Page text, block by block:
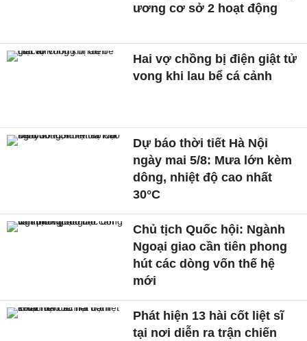
ương cơ sở 2 hoạt động
Hai vợ chồng bị điện giật tử
vong khi lau bể cá cảnh
Dự báo thời tiết Hà Nội
ngày mai 5/8: Mưa lớn kèm
dông, nhiệt độ cao nhất
30°C
Chủ tịch Quốc hội: Ngành
Ngoại giao cần tiên phong
hút các dòng vốn thế hệ
mới
Phát hiện 13 hài cốt liệt sĩ
tại nơi diễn ra trận chiến